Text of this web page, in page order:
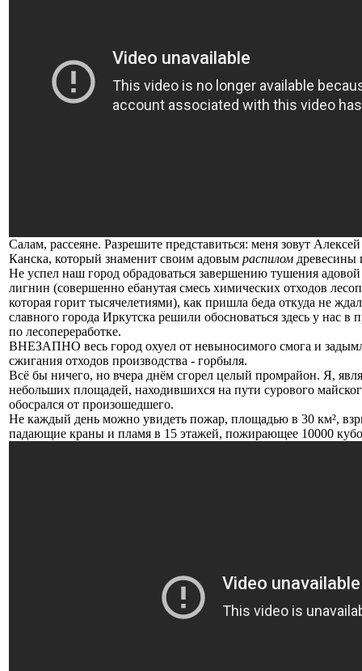
Салам, рассеяне. Разрешите представиться: меня зовут
Канска, который знаменит своим адовым распилом древесины
Не успел наш город обрадоваться завершению тушения
лигнин (совершенно ебанутая смесь химических отходов
которая горит тысячелетиями), как пришла беда откуда не
славного города Иркутска решили обосноваться здесь у нас в
по лесопереработке.
ВНЕЗАПНО весь город охуел от невыносимого смога и
сжигания отходов производства - горбыля.
Всё бы ничего, но вчера днём сгорел целый промрайон. Я,
небольших площадей, находившихся на пути сурового
обосрался от произошедшего.
Не каждый день можно увидеть пожар, площадью в 30 км²,
падающие краны и пламя в 15 этажей, пожирающее 10000